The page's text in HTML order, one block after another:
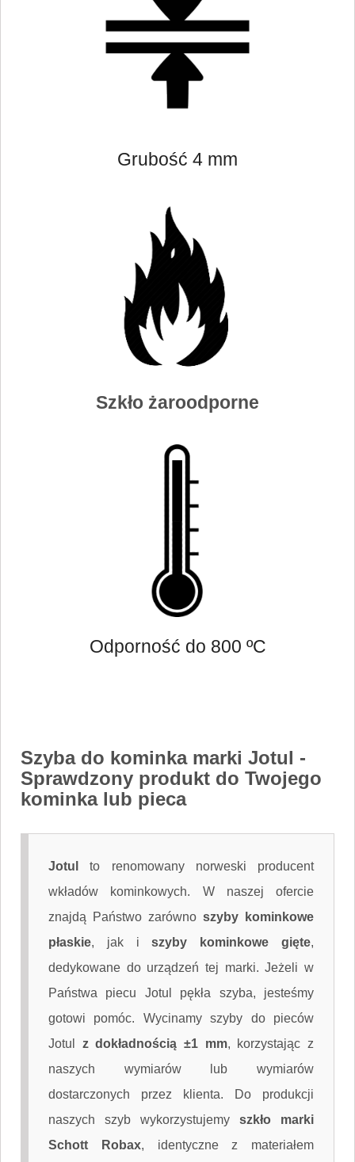
Grubość 4 mm
Szkło żaroodporne
Odporność do 800 ºC
Szyba do kominka marki Jotul -
Sprawdzony produkt do Twojego
kominka lub pieca
Jotul
to renomowany norweski producent
wkładów kominkowych. W naszej ofercie
znajdą Państwo zarówno szyby kominkowe
płaskie, jak iszyby kominkowe gięte,
dedykowane do urządzeń tej marki. Jeżeli w
Państwa piecu Jotul pękła szyba, jesteśmy
gotowi pomóc. Wycinamy szyby do pieców
Jotul z dokładnością ±1 mm, korzystając z
naszych wymiarów lub wymiarów
dostarczonych przez klienta. Do produkcji
naszych szyb wykorzystujemy szkło marki
Schott Robax, identyczne z materiałem